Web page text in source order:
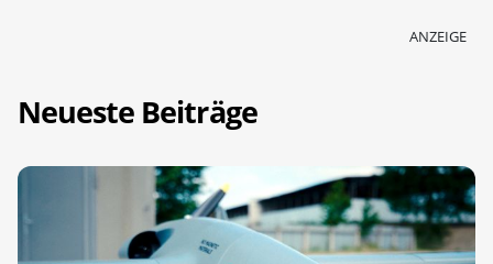
ANZEIGE
Neueste Beiträge